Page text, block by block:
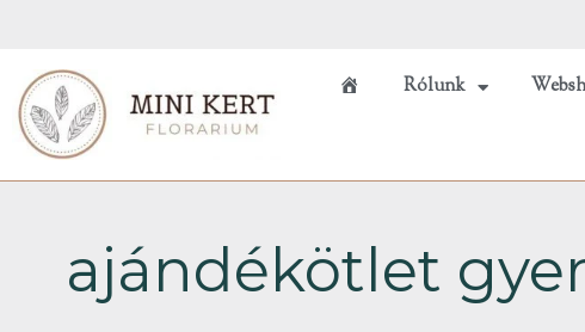
Főoldal Rólunk
ajándékötlet